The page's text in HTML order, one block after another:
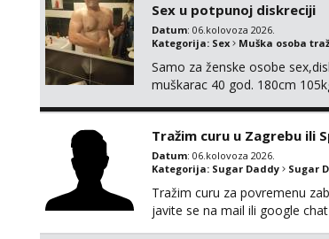
Sex u potpunoj diskreciji
Datum: 06.kolovoza 2026.
Kategorija: Sex Muška osoba
Samo za ženske osobe
muškarac 40 god. 180cm
Tražim curu u Zagrebu ili
Datum: 06.kolovoza 2026.
Kategorija: Sugar Daddy Sugar
Tražim curu za povremenu
javite se na mail ili google